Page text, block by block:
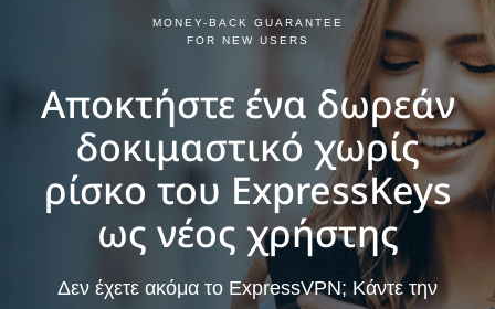
MONEY-BACK GUARANTEE
FOR NEW USERS
Αποκτήστε ένα δωρεάν
δοκιμαστικό χωρίς
ρίσκο του ExpressKeys
ως νέος χρήστης
Δεν έχετε ακόμα το ExpressVPN; Κάντε την